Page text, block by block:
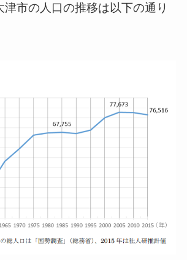
津市の人口の推移は以下の通り